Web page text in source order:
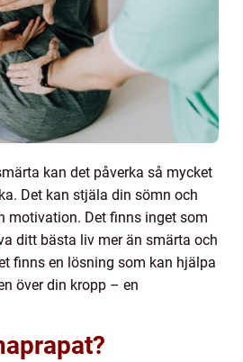
kan det påverka så mycket
Det kan stjäla din sömn och
motivation. Det finns inget som
ditt bästa liv mer än smärta och
finns en lösning som kan hjälpa
över din kropp – en